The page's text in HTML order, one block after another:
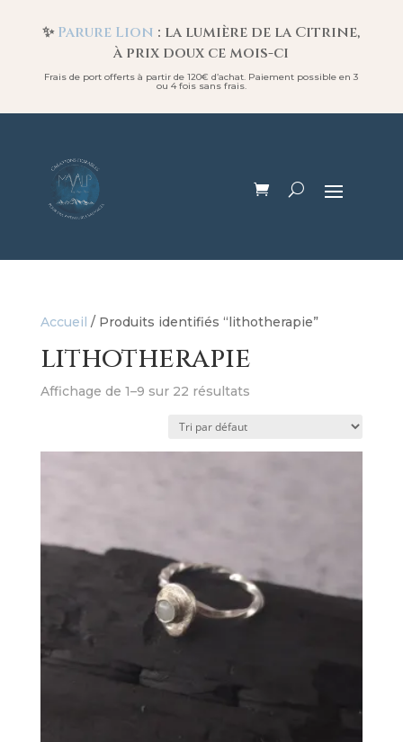
✨Parure Lion : la lumière de la Citrine,
à prix doux ce mois-ci
Frais de port offerts à partir de 120€ d’achat. Paiement possible en 3
ou 4 fois sans frais.
Accueil / Produits identifiés “lithotherapie”
lithotherapie
Affichage de 1–9 sur 22 résultats